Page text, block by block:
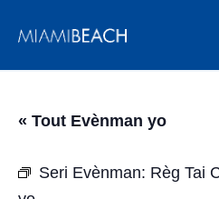
nan
« Tout Evènman yo
Seri Evènman: Règ Tai